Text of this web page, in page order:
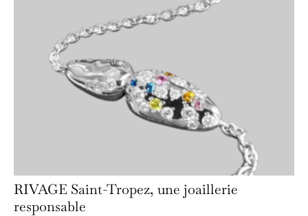
RIVAGE Saint-Tropez, une joaillerie
responsable